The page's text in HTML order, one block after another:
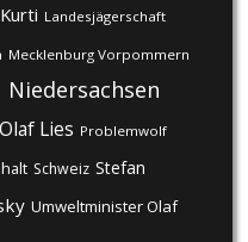
Kurti Landesjägerschaft
Mecklenburg Vorpommern
Niedersachsen
Olaf Lies Problemwolf
Schweiz Stefan
Umweltminister Olaf